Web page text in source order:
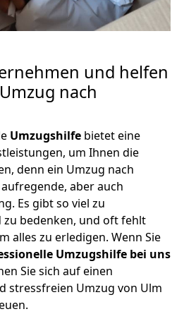
und helfen
nach
Umzugshilfe bietet eine
um Ihnen die
denn ein Umzug nach
aber auch
Es gibt so viel zu
zu bedenken, und oft fehlt
alles zu erledigen. Wenn Sie
Umzugshilfe bei uns
Sie sich auf einen
stressfreien Umzug von Ulm